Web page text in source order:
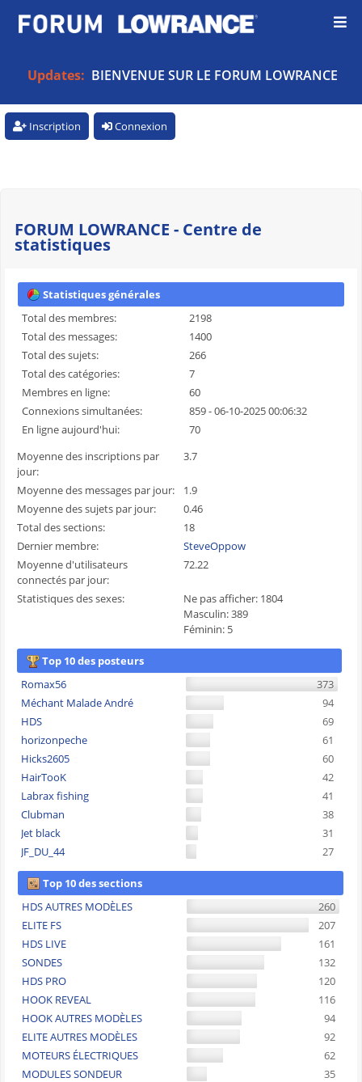
Updates: BIENVENUE SUR LE FORUM LOWRANCE
Inscription Connexion
FORUM LOWRANCE - Centre de
statistiques
Statistiques générales
Total des membres:
2198
Total des messages:
1400
Total des sujets:
266
Total des catégories:
7
Membres en ligne:
60
Connexions simultanées:
859 - 06-10-2025 00:06:32
En ligne aujourd'hui:
70
Moyenne des inscriptions par
jour:
3.7
Moyenne des messages par jour:
1.9
Moyenne des sujets par jour:
0.46
Total des sections:
18
Dernier membre:
SteveOppow
Moyenne d'utilisateurs
connectés par jour:
72.22
Statistiques des sexes:
Ne pas afficher: 1804
Masculin: 389
Féminin: 5
Top 10 des posteurs
Romax56
373
Méchant Malade André
94
HDS
69
horizonpeche
61
Hicks2605
60
HairTooK
42
Labrax fishing
41
Clubman
38
Jet black
31
JF_DU_44
27
Top 10 des sections
HDS AUTRES MODÈLES
260
ELITE FS
207
HDS LIVE
161
SONDES
132
HDS PRO
120
HOOK REVEAL
116
HOOK AUTRES MODÈLES
94
ELITE AUTRES MODÈLES
92
MOTEURS ÉLECTRIQUES
62
MODULES SONDEUR
35